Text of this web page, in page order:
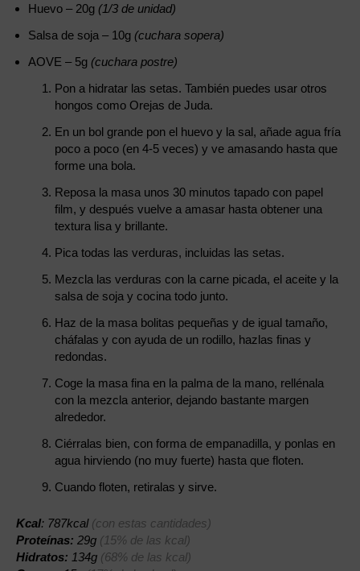
Huevo – 20g (1/3 de unidad)
Salsa de soja – 10g (cuchara sopera)
AOVE – 5g (cuchara postre)
Pon a hidratar las setas. También puedes usar otros
hongos como Orejas de Juda.
En un bol grande pon el huevo y la sal, añade agua fría
poco a poco (en 4-5 veces) y ve amasando hasta que
forme una bola.
Reposa la masa unos 30 minutos tapado con papel
film, y después vuelve a amasar hasta obtener una
textura lisa y brillante.
Pica todas las verduras, incluidas las setas.
Mezcla las verduras con la carne picada, el aceite y la
salsa de soja y cocina todo junto.
Haz de la masa bolitas pequeñas y de igual tamaño,
cháfalas y con ayuda de un rodillo, hazlas finas y
redondas.
Coge la masa fina en la palma de la mano, rellénala
con la mezcla anterior, dejando bastante margen
alrededor.
Ciérralas bien, con forma de empanadilla, y ponlas en
agua hirviendo (no muy fuerte) hasta que floten.
Cuando floten, retiralas y sirve.
Kcal: 787kcal (con estas cantidades)
Proteínas: 29g (15% de las kcal)
Hidratos: 134g (68% de las kcal)